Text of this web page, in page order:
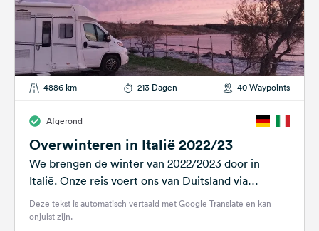
4886 km 213 Dagen 40 Waypoints
Afgerond
Overwinteren in Italië 2022/23
We brengen de winter van 2022/2023 door in
Italië. Onze reis voert ons van Duitsland via
Zwitserland naar Zuid-Italië. We hebben...
Deze tekst is automatisch vertaald met Google Translate en kan
onjuist zijn.